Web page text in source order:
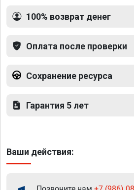
100% возврат денег
Оплата после проверки
Сохранение ресурса
Гарантия 5 лет
Ваши действия: